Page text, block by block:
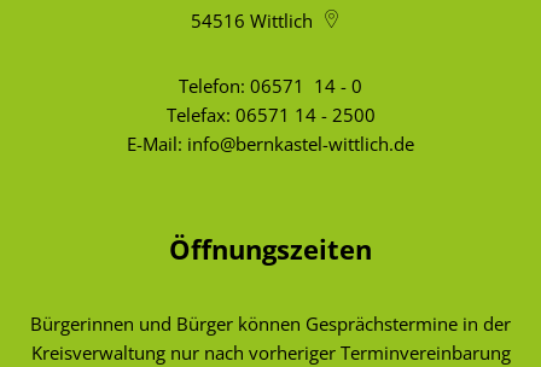
54516 Wittlich
Telefon: 06571 14 - 0
Telefax: 06571 14 - 2500
E-Mail: info@bernkastel-wittlich.de
Öffnungszeiten
Bürgerinnen und Bürger können Gesprächstermine in der
Kreisverwaltung nur nach vorheriger Terminvereinbarung